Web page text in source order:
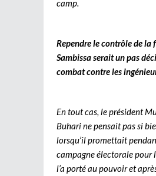
camp.
Rependre le contrôle de la
Sambissa serait un pas
combat contre les
En tout cas, le président
Buhari ne pensait pas si
lorsqu’il promettait
campagne électorale pour
l’a porté au pouvoir et